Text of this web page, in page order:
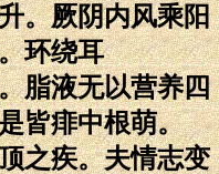
。厥阴内风乘阳
环绕耳
脂液无以营养四
皆痱中根萌。
之疾。夫情志变